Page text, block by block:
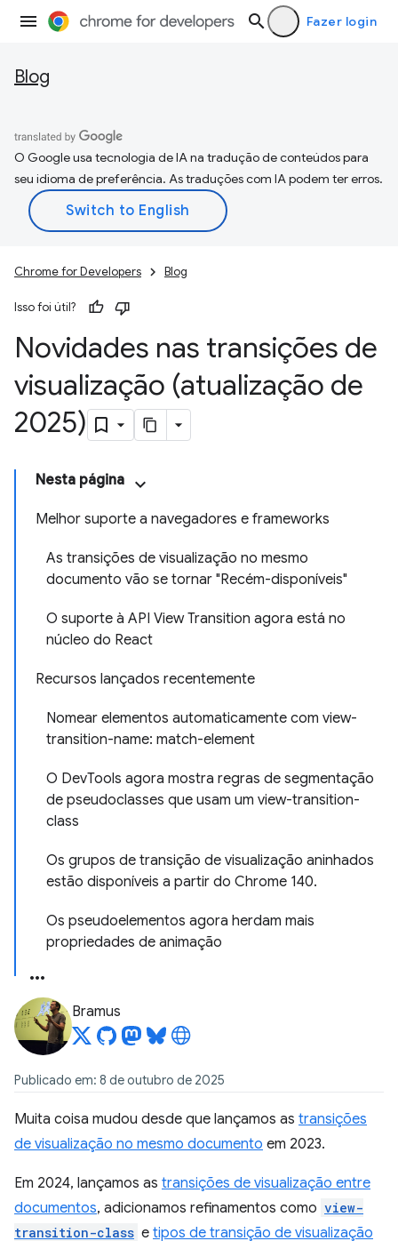
Fazer login
Blog
O Google usa tecnologia de IA na tradução de conteúdos para
seu idioma de preferência. As traduções com IA podem ter erros.
Chrome for Developers Blog
Isso foi útil?
Novidades nas transições de
visualização (atualização de
2025)
Nesta página
Melhor suporte a navegadores e frameworks
As transições de visualização no mesmo
documento vão se tornar "Recém-disponíveis"
O suporte à API View Transition agora está no
núcleo do React
Recursos lançados recentemente
Nomear elementos automaticamente com view-
transition-name: match-element
O DevTools agora mostra regras de segmentação
de pseudoclasses que usam um view-transition-
class
Os grupos de transição de visualização aninhados
estão disponíveis a partir do Chrome 140.
Os pseudoelementos agora herdam mais
propriedades de animação
Bramus
Publicado em: 8 de outubro de 2025
Muita coisa mudou desde que lançamos as transições
de visualização no mesmo documento em 2023.
Em 2024, lançamos as transições de visualização entre
documentos, adicionamos refinamentos como view-
transition-class e tipos de transição de visualização